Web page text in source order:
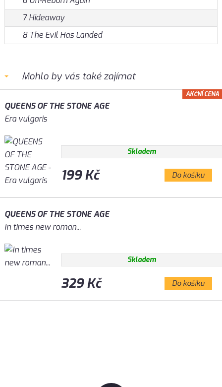
7 Hideaway
8 The Evil Has Landed
Mohlo by vás také zajímat
QUEENS OF THE STONE AGE
Era vulgaris
Skladem
199 Kč Do košíku
AKČNÍ CENA
QUEENS OF THE STONE AGE
In times new roman...
Skladem
329 Kč Do košíku